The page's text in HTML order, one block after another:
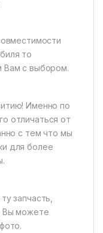
то
Вам с выбором.
Именно по
отличаться от
с тем что мы
для более
запчасть,
Вы можете